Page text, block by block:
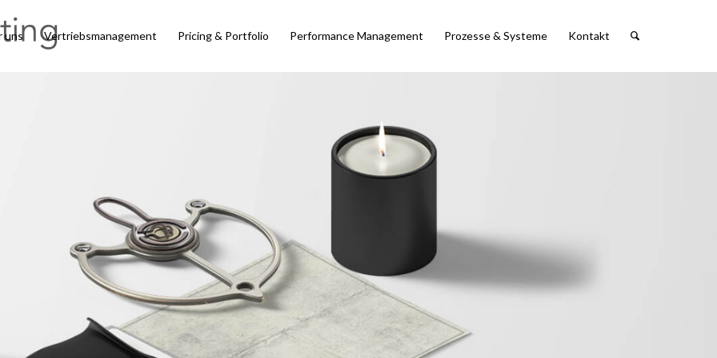
uns Vertriebsmanagement Pricing & Portfolio Performance Management Prozesse & Systeme Kontakt